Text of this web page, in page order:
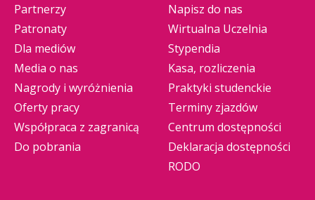
Partnerzy
Patronaty
Dla mediów
Media o nas
Nagrody i wyróżnienia
Oferty pracy
Współpraca z zagranicą
Do pobrania
Napisz do nas
Wirtualna Uczelnia
Stypendia
Kasa, rozliczenia
Praktyki studenckie
Terminy zjazdów
Centrum dostępności
Deklaracja dostępności
RODO